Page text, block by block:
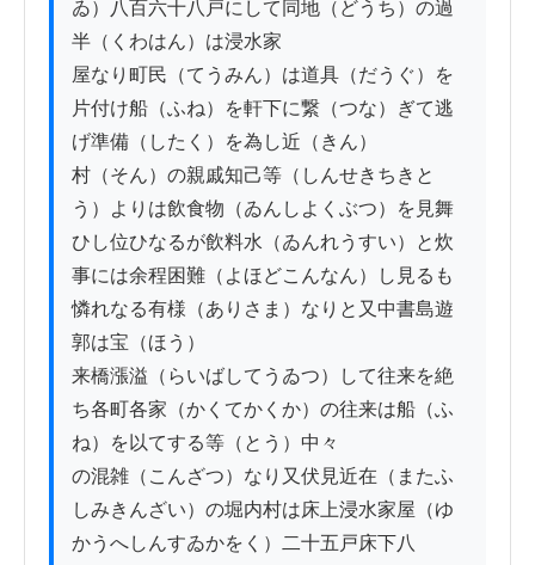
ゐ）八百六十八戸にして同地（どうち）の過
半（くわはん）は浸水家
屋なり町民（てうみん）は道具（だうぐ）を
片付け船（ふね）を軒下に繋（つな）ぎて逃
げ準備（したく）を為し近（きん）
村（そん）の親戚知己等（しんせきちきと
う）よりは飲食物（ゐんしよくぶつ）を見舞
ひし位ひなるが飲料水（ゐんれうすい）と炊
事には余程困難（よほどこんなん）し見るも
憐れなる有様（ありさま）なりと又中書島遊
郭は宝（ほう）
来橋漲溢（らいばしてうゐつ）して往来を絶
ち各町各家（かくてかくか）の往来は船（ふ
ね）を以てする等（とう）中々
の混雑（こんざつ）なり又伏見近在（またふ
しみきんざい）の堀内村は床上浸水家屋（ゆ
かうへしんすゐかをく）二十五戸床下八